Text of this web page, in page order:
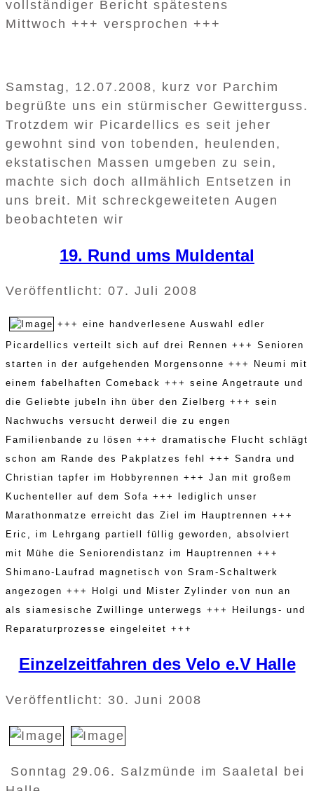
vollständiger Bericht spätestens
Mittwoch +++ versprochen +++
Samstag, 12.07.2008, kurz vor Parchim
begrüßte uns ein stürmischer Gewitterguss.
Trotzdem wir Picardellics es seit jeher
gewohnt sind von tobenden, heulenden,
ekstatischen Massen umgeben zu sein,
machte sich doch allmählich Entsetzen in
uns breit. Mit schreckgeweiteten Augen
beobachteten wir
19. Rund ums Muldental
Veröffentlicht: 07. Juli 2008
+++ eine handverlesene Auswahl edler
Picardellics verteilt sich auf drei Rennen +++ Senioren
starten in der aufgehenden Morgensonne +++ Neumi mit
einem fabelhaften Comeback +++ seine Angetraute und
die Geliebte jubeln ihn über den Zielberg +++ sein
Nachwuchs versucht derweil die zu engen
Familienbande zu lösen +++ dramatische Flucht schlägt
schon am Rande des Pakplatzes fehl
+++ Sandra und
Christian tapfer im Hobbyrennen +++ Jan mit großem
Kuchenteller auf dem Sofa +++ lediglich unser
Marathonmatze erreicht das Ziel im Hauptrennen +++
Eric, im Lehrgang partiell füllig geworden, absolviert
mit Mühe die Seniorendistanz im Hauptrennen +++
Shimano-Laufrad magnetisch von Sram-Schaltwerk
angezogen +++ Holgi und Mister Zylinder von nun an
als siamesische Zwillinge unterwegs +++ Heilungs- und
Reparaturprozesse eingeleitet +++
Einzelzeitfahren des Velo e.V Halle
Veröffentlicht: 30. Juni 2008
Sonntag 29.06. Salzmünde im Saaletal bei